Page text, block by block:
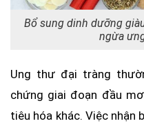
Bổ sung dinh dưỡng
ngừa
Ung thư đại tràng
chứng giai đoạn đầu
tiêu hóa khác. Việc